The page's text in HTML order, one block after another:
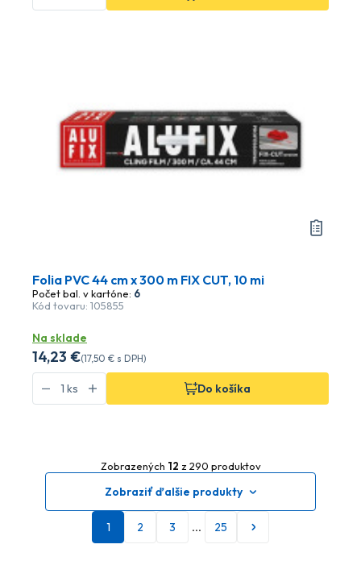
Folia PVC 44 cm x 300 m FIX CUT, 10 mi
Počet bal. v kartóne: 6
Kód tovaru: 105855
Na sklade
14,23 €(17,50 € s DPH)
Do košíka
Zobrazených 12 z 290 produktov
Zobraziť ďalšie produkty
1 2 3 … 25